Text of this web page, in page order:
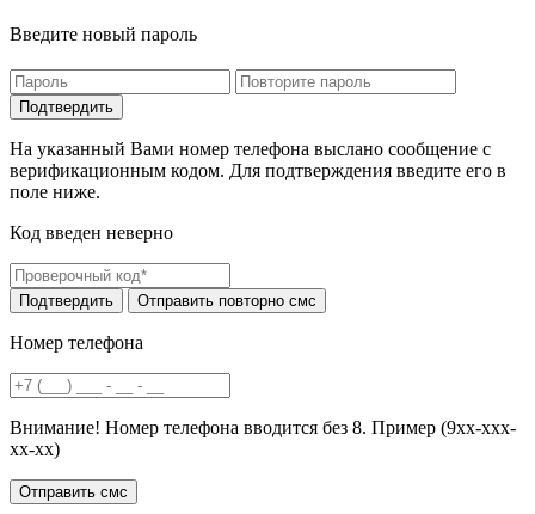
Введите новый пароль
На указанный Вами номер телефона выслано сообщение с
верификационным кодом. Для подтверждения введите его в
поле ниже.
Код введен неверно
Номер телефона
Внимание! Номер телефона вводится без 8. Пример (9хх-ххх-
хх-хх)